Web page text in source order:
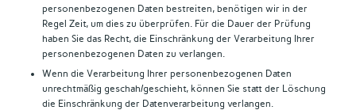
personenbezogenen Daten bestreiten, benötigen wir in der
Regel Zeit, um dies zu überprüfen. Für die Dauer der Prüfung
haben Sie das Recht, die Einschränkung der Verarbeitung Ihrer
personenbezogenen Daten zu verlangen.
Wenn die Verarbeitung Ihrer personenbezogenen Daten
unrechtmäßig geschah/geschieht, können Sie statt der Löschung
die Einschränkung der Datenverarbeitung verlangen.